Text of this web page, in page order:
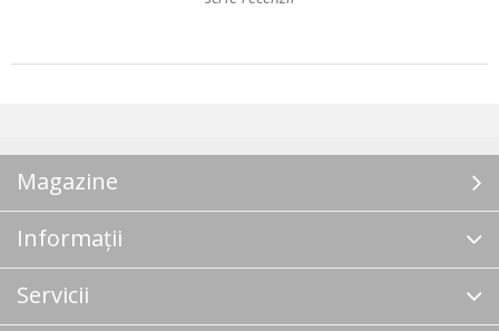
Magazine
Informații
Servicii